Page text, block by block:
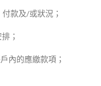
款及/或狀況；
；
內的應繳款項；